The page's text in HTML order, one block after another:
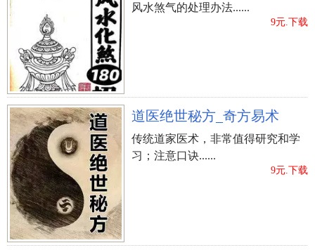
风水煞气的处理办法......
9元.下载
道医绝世秘方_奇方易术
传统道家医术，非常值得研究和学
习；注意口诀......
9元.下载